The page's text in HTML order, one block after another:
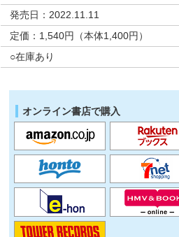
発売日：2022.11.11
定価：1,540円（本体1,400円）
○在庫あり
オンライン書店で購入